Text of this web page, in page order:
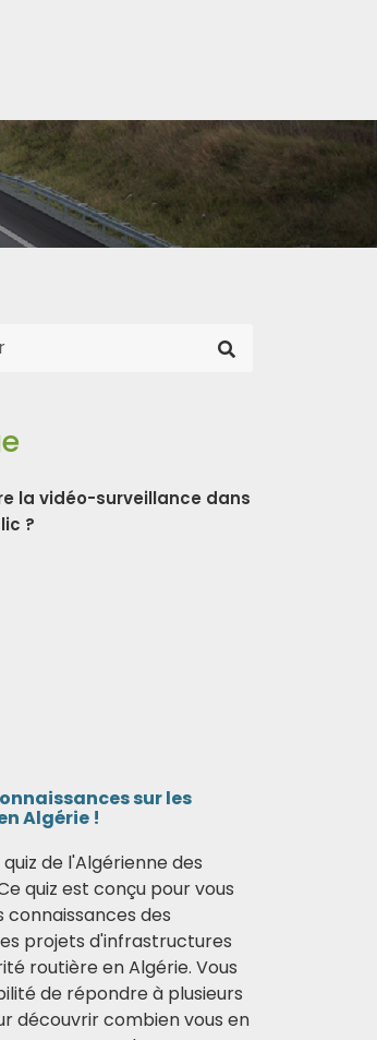
la vidéo-surveillance dans
?
sur les
Algérie !
de l'Algérienne des
quiz est conçu pour vous
connaissances des
projets d'infrastructures
routière en Algérie. Vous
de répondre à plusieurs
découvrir combien vous en